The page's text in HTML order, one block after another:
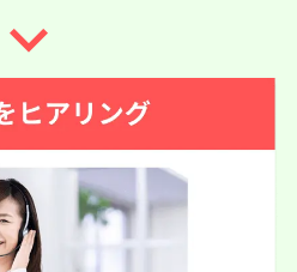
きちんと聞いてくれて、相手の
くれた。そのおかげで目が覚め
手の毒に染まっていたのが自分
度戦う気力になれた
navigate_next